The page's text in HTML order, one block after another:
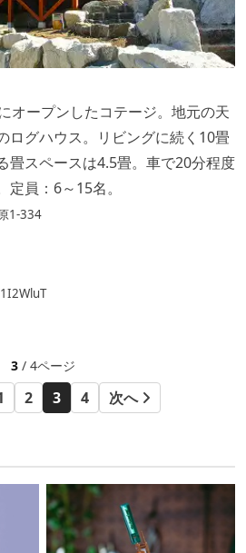
オープンしたコテージ。地元の天
ログハウス。リビングに続く10畳
畳スペースは4.5畳。車で20分程度
員：6～15名。
1-334
3/ 4ページ
2 3 4 次へ